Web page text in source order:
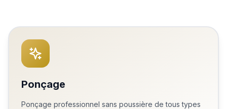
Ponçage
Ponçage professionnel sans poussière de tous types